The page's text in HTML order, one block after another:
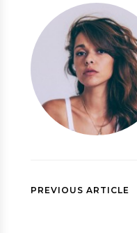
PREVIOUS ARTICLE